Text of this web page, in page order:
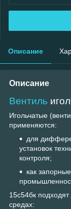
Описание
Описание
Вентиль
Игольчатые
применяются:
для
установок
контроля;
как
15с54бк
средах: